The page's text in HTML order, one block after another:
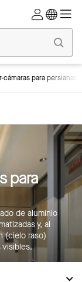
cámaras para persianas
para
de aluminio
y, al
(cielo raso)
visibles.